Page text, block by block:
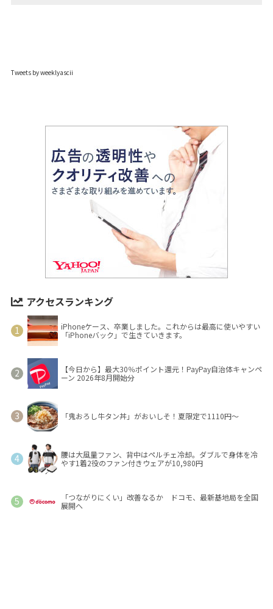
Tweets by weeklyascii
アクセスランキング
iPhoneケース、卒業しました。これからは最高に使いやすい
「iPhoneバック」で生きていきます。
【今日から】最大30％ポイント還元！PayPay自治体キャンペ
ーン 2026年8月開始分
「鬼おろし牛タン丼」がおいしそ！夏限定で1110円～
腰は大風量ファン、背中はペルチェ冷却。ダブルで身体を冷
やす1着2役のファン付きウェアが10,980円
「つながりにくい」改善なるか ドコモ、最新基地局を全国
展開へ